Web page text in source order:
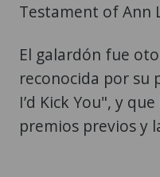
Testament of Ann
El galardón fue
reconocida por su
I’d Kick You", y
premios previos y